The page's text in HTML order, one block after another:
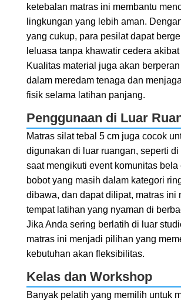
ketebalan matras ini membantu
lingkungan yang lebih aman.
yang cukup, para pesilat dapat
leluasa tanpa khawatir cedera
Kualitas material juga akan
dalam meredam tenaga dan
fisik selama latihan panjang.
Penggunaan di Luar
Matras silat tebal 5 cm juga cocok
digunakan di luar ruangan, seperti di
saat mengikuti event komunitas bela
bobot yang masih dalam kategori
dibawa, dan dapat dilipat, matras ini
tempat latihan yang nyaman di
Jika Anda sering berlatih di luar
matras ini menjadi pilihan yang
kebutuhan akan fleksibilitas.
Kelas dan Workshop
Banyak pelatih yang memilih untuk